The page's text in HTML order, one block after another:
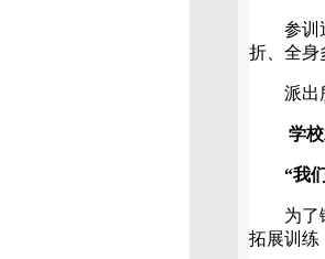
参训近
折、全身
派出所
学
“我
为了锻
拓展训练